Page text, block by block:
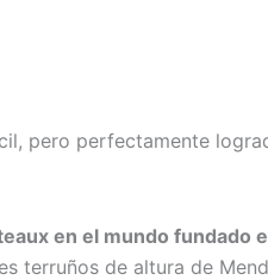
pero perfectamente
en el mundo fundado
terruños de altura de